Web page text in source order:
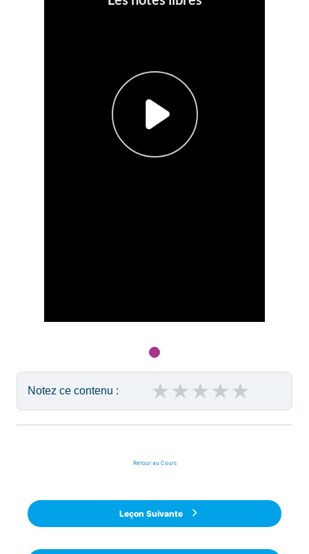
Notez ce contenu : ★
★
★
★
★
Retour au Cours
Leçon Suivante